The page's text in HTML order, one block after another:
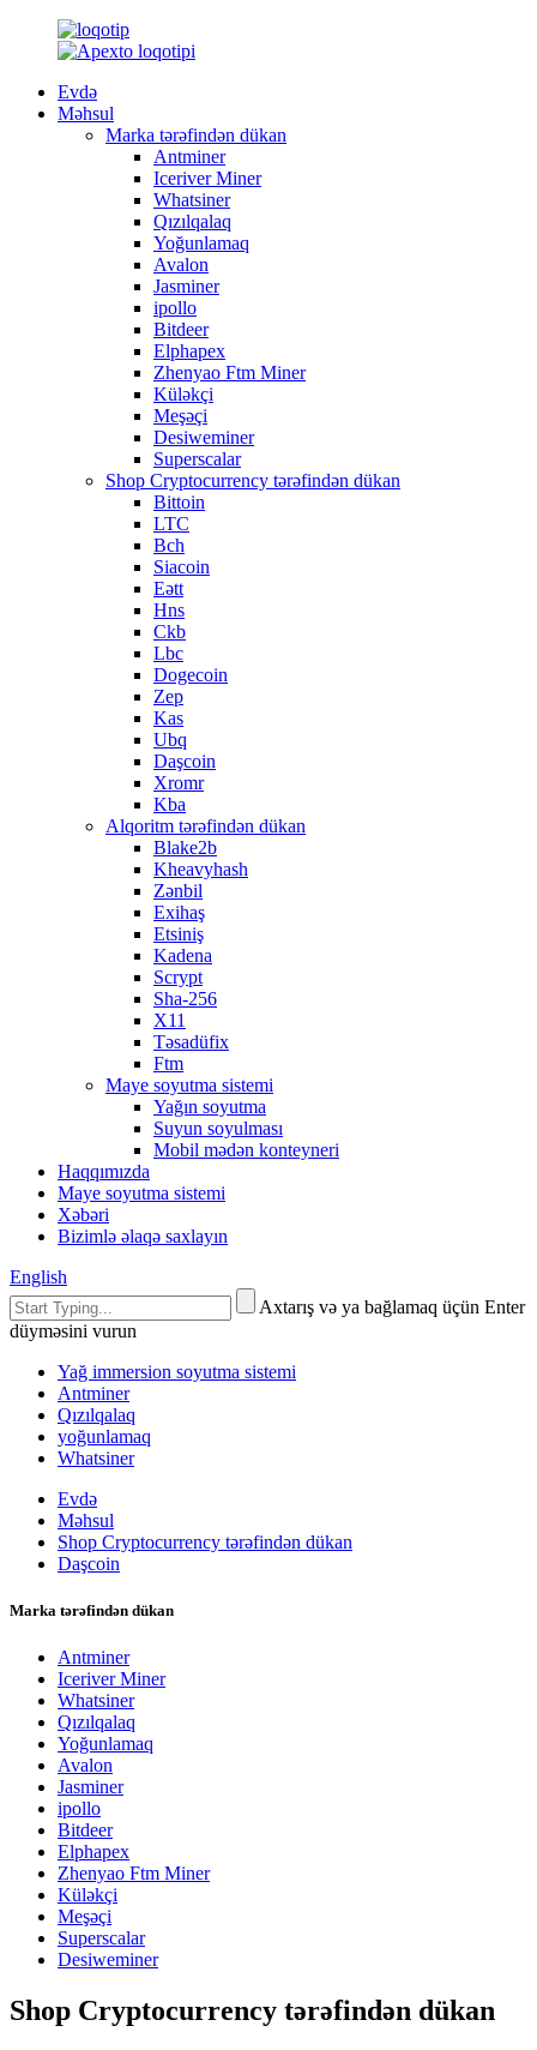
Evdə
Məhsul
Marka tərəfindən dükan
Antminer
Iceriver Miner
Whatsiner
Qızılqalaq
Yoğunlamaq
Avalon
Jasminer
ipollo
Bitdeer
Elphapex
Zhenyao Ftm Miner
Küləkçi
Meşəçi
Desiweminer
Superscalar
Shop Cryptocurrency tərəfindən dükan
Bittoin
LTC
Bch
Siacoin
Eətt
Hns
Ckb
Lbc
Dogecoin
Zep
Kas
Ubq
Daşcoin
Xromr
Kba
Alqoritm tərəfindən dükan
Blake2b
Kheavyhash
Zənbil
Exihaş
Etsiniş
Kadena
Scrypt
Sha-256
X11
Təsadüfix
Ftm
Maye soyutma sistemi
Yağın soyutma
Suyun soyulması
Mobil mədən konteyneri
Haqqımızda
Maye soyutma sistemi
Xəbəri
Bizimlə əlaqə saxlayın
English
Axtarış və ya bağlamaq üçün Enter
düyməsini vurun
Yağ immersion soyutma sistemi
Antminer
Qızılqalaq
yoğunlamaq
Whatsiner
Evdə
Məhsul
Shop Cryptocurrency tərəfindən dükan
Daşcoin
Marka tərəfindən dükan
Antminer
Iceriver Miner
Whatsiner
Qızılqalaq
Yoğunlamaq
Avalon
Jasminer
ipollo
Bitdeer
Elphapex
Zhenyao Ftm Miner
Küləkçi
Meşəçi
Superscalar
Desiweminer
Shop Cryptocurrency tərəfindən dükan